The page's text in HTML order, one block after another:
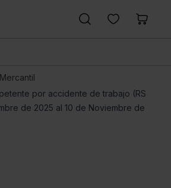
Mercantil
por accidente de trabajo (RS
de 2025 al 10 de Noviembre de